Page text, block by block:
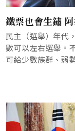
鐵票也會生鏽
民主（選舉）年代
數可以左右選舉。
可給少數族群、弱